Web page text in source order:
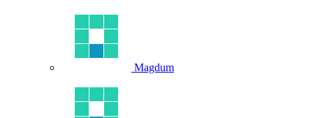
Magdum